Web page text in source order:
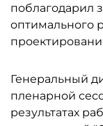
поблагодарил
оптимального
Генеральный
пленарной
результатах